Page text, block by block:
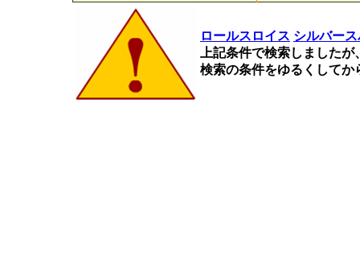
ロールスロイス シルバー
上記条件で検索しました
検索の条件をゆるくして